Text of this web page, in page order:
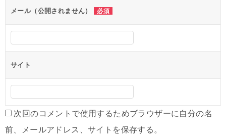
ンメール（公開されません） 必須
サイト
次回のコメントで使用するためブラウザーに自分の名
前、メールアドレス、サイトを保存する。